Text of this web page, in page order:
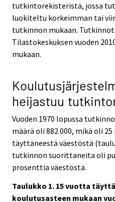
tutkintorekisteristä, jossa
luokiteltu korkeimman tai
tutkinnon mukaan.
Tilastokeskuksen vuoden
mukaan.
heijastuu
Vuoden 1970 lopussa
määrä oli 882 000, mikä oli
täyttäneestä väestöstä
tutkinnon suorittaneita oli
prosenttia väestöstä.
Taulukko 1. 15 vuotta
koulutusasteen mukaan